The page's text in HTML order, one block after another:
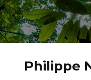
Philippe